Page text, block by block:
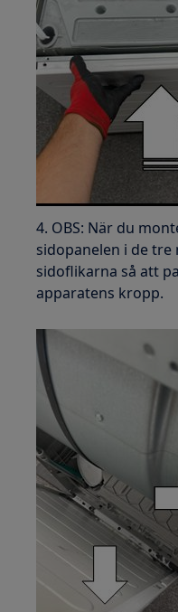
4. OBS: När du
sidopanelen i de
sidoflikarna så att
apparatens kropp.